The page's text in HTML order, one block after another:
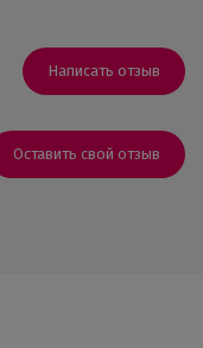
Написать отзыв
Оставить свой отзыв